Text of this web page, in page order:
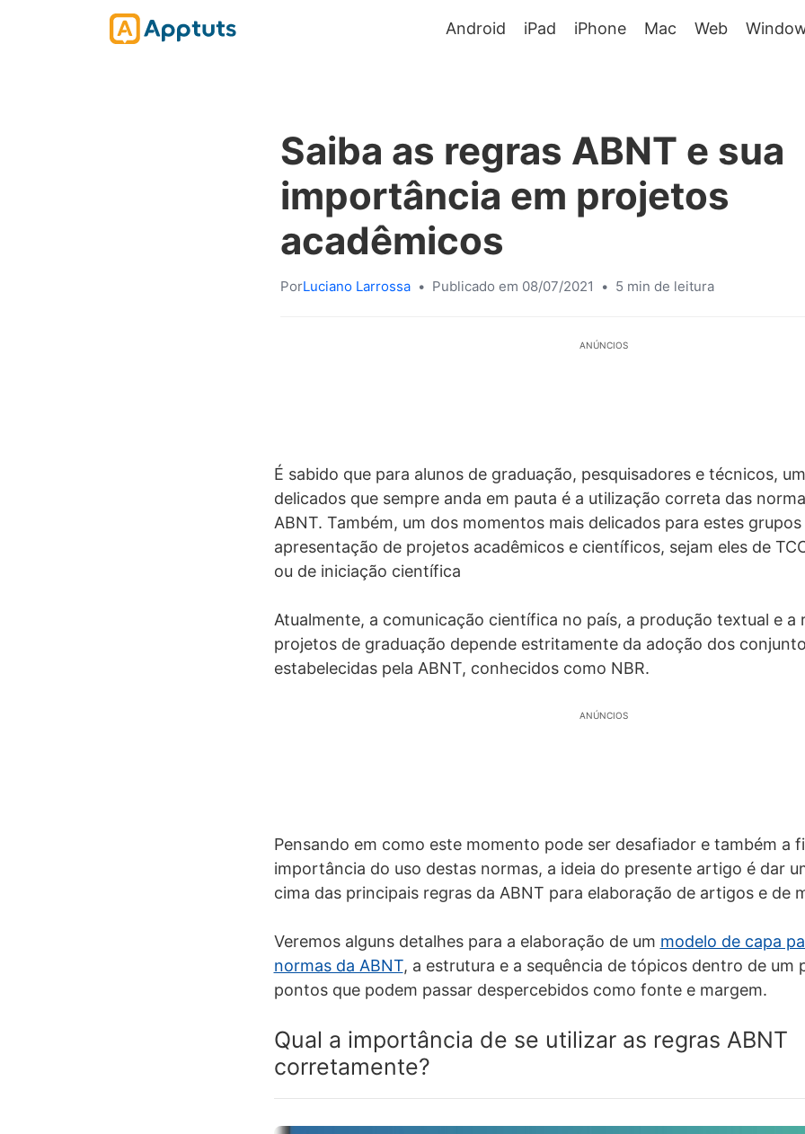
Android iPad iPhone Mac Web
Saiba as regras ABNT e sua
importância em projetos
acadêmicos
PorLuciano Larrossa • Publicado em 08/07/2021 • 5 min de leitura
ANÚNCIOS
É sabido que para alunos de graduação, pesquisadores e técnicos,
delicados que sempre anda em pauta é a utilização correta das
ABNT. Também, um dos momentos mais delicados para estes grupos
apresentação de projetos acadêmicos e científicos, sejam eles de
ou de iniciação científica
Atualmente, a comunicação científica no país, a produção textual e a
projetos de graduação depende estritamente da adoção dos
estabelecidas pela ABNT, conhecidos como NBR.
ANÚNCIOS
Pensando em como este momento pode ser desafiador e também a
importância do uso destas normas, a ideia do presente artigo é dar
cima das principais regras da ABNT para elaboração de artigos e de
Veremos alguns detalhes para a elaboração de um modelo de capa
normas da ABNT, a estrutura e a sequência de tópicos dentro de um
pontos que podem passar despercebidos como fonte e margem.
Qual a importância de se utilizar as regras ABNT
corretamente?